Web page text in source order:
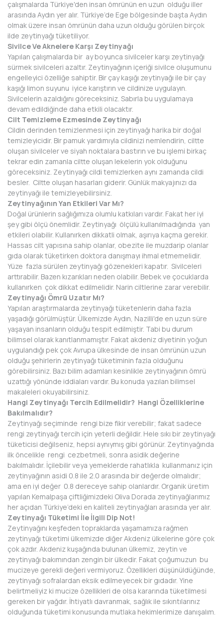
çalışmalarda Türkiye'den insan ömrünün en uzun olduğu iller
arasında Aydın yer alır. Türkiye’de Ege bölgesinde başta Aydın
olmak üzere insan ömrünün daha uzun olduğu görülen birçok
ilde zeytinyağı tüketiliyor.
Sivilce Ve Aknelere Karşı Zeytinyağı
Yapılan çalışmalarda bir ay boyunca sivilceler karşı zeytinyağı
sürmek sivilceleri azaltır. Zeytinyağının içeriği sivilce oluşumunu
engelleyici özelliğe sahiptir. Bir çay kaşığı zeytinyağı ile bir çay
kaşığı limon suyunu iyice karıştırın ve cildinize uygulayın.
Sivilcelerin azaldığını göreceksiniz. Sabırla bu uygulamaya
devam edildiğinde daha etkili olacaktır.
Cilt Temizleme Ezmesinde Zeytinyağı
Cildin derinden temizlenmesi için zeytinyağı harika bir doğal
temizleyicidir. Bir pamuk yardımıyla cildinizi nemlendirin, ciltte
oluşan sivilceler ve siyah noktalara bastırın ve bu işlemi birkaç
tekrar edin zamanla ciltte oluşan lekelerin yok olduğunu
göreceksiniz. Zeytinyağı cildi temizlerken aynı zamanda cildi
besler. Ciltte oluşan hasarları giderir. Günlük makyajınızı da
zeytinyağı ile temizleyebilirsiniz.
Zeytinyağının Yan Etkileri Var Mı?
Doğal ürünlerin sağlığımıza olumlu katkıları vardır. Fakat her iyi
şey gibi ölçü önemlidir. Zeytinyağı ölçülü kullanılmadığında yan
etkileri olabilir. Kullanırken dikkatli olmak, aşırıya kaçma gerekir.
Hassas cilt yapısına sahip olanlar, obezite ile muzdarip olanlar
gıda olarak tüketirken doktora danışmayı ihmal etmemelidir.
Yüze fazla sürülen zeytinyağı gözenekleri kapatır. Sivilceleri
arttırabilir. Bazen kızarıkları neden olabilir. Bebek ve çocuklarda
kullanırken çok dikkat edilmelidir. Narin ciltlerine zarar verebilir.
Zeytinyağı Ömrü Uzatır Mı?
Yapılan araştırmalarda zeytinyağı tüketenlerin daha fazla
yaşadığı görülmüştür. Ülkemizde Aydın, Nazilli'de en uzun süre
yaşayan insanların olduğu tespit edilmiştir. Tabi bu durum
bilimsel olarak kanıtlanmamıştır. Fakat akdeniz diyetinin yoğun
uygulandığı pek çok Avrupa ülkesinde de insan ömrünün uzun
olduğu şehirlerin zeytinyağı tüketiminin fazla olduğunu
görebilirsiniz. Bazı bilim adamları kesinlikle zeytinyağının ömrü
uzattığı yönünde iddiaları vardır. Bu konuda yazılan bilimsel
makaleleri okuyabilirsiniz.
Hangi Zeytinyağı Tercih Edilmelidir? Hangi Özelliklerine
Bakılmalıdır?
Zeytinyağı seçiminde rengi bize fikir verebilir; fakat sadece
rengi zeytinyağı tercih için yeterli değildir. Hele sıkı bir zeytinyağı
tüketicisi değilseniz, hepsi aynıymış gibi görünür. Zeytinyağında
ilk öncelikle rengi cezbetmeli, sonra asidik değerine
bakılmalıdır. İçilebilir veya yemeklerde rahatlıkla kullanmanız için
zeytinyağının asidi 0.8 ile 2.0 arasında bir değerde olmalıdır;
ama en iyi değer 0.8 dereceye sahip olanlardır. Organik üretim
yapılan Kemalpaşa çiftliğimizdeki Oliva Dorada zeytinyağlarımız
her açıdan Türkiye’deki en kaliteli zeytinyağları arasında yer alır.
Zeytinyağı Tüketimi İle İlgili Dip Not!
Zeytinyağını keşfeden topraklarda yaşamamıza rağmen
zeytinyağı tüketimi ülkemizde diğer Akdeniz ülkelerine göre çok
çok azdır. Akdeniz kuşağında bulunan ülkemiz, zeytin ve
zeytinyağı bakımından zengin bir ülkedir. Fakat çoğumuzun bu
mucizeye gerekli değeri vermiyoruz. Özellikleri düşünüldüğünde,
zeytinyağı sofralardan eksik edilmeyecek bir gıdadır. Yine
belirtmeliyiz ki mucize özellikleri de olsa kararında tüketilmesi
gereken bir yağdır. İhtiyatlı davranmak, sağlık ile sıkıntılarınız
olduğunda tüketimi konusunda mutlaka hekimlerimize danışalım.